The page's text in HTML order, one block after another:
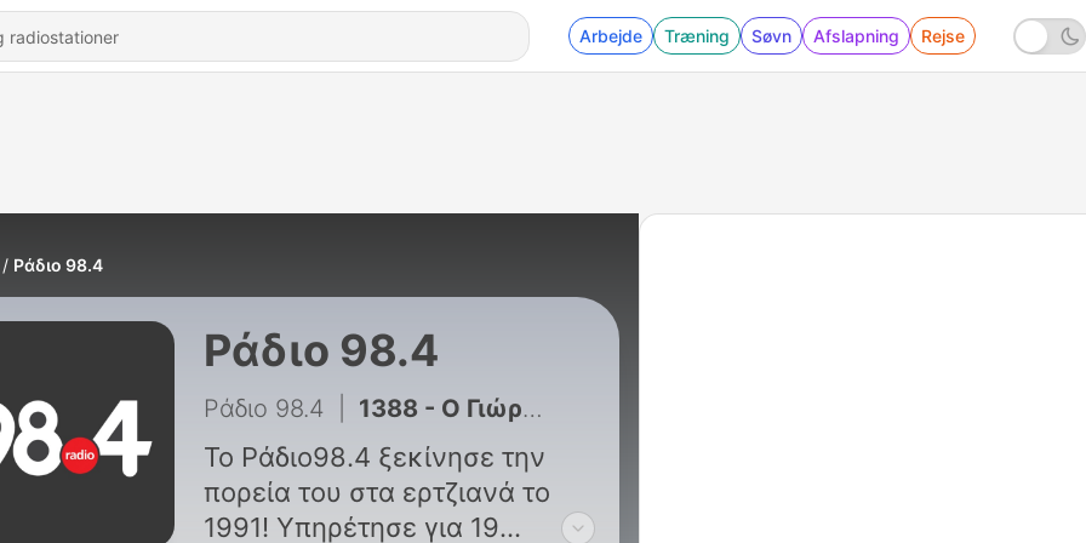
Arbejde Træning Søvn Afslapning Rejse
Ράδιο 98.4
Ράδιο 98.4
Ράδιο 98.4 1388 - Ο Γιώργος Σαχίνης στον 98.4 | 31/07/2026
Το Ράδιο98.4 ξεκίνησε την
πορεία του στα ερτζιανά το
1991! Υπηρέτησε για 19